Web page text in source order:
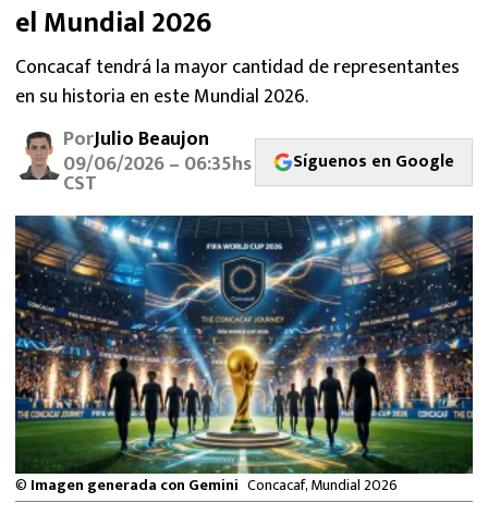
PUMAS
ATLANTE
FUTBOL INTERNACIONAL
MEXICANOS EN EL EXTRANJERO
FUTBOL ESTUFA
FÓRMULA 1
BOXEO
LIGA MX
NFL
el Mundial 2026
Concacaf tendrá la mayor cantidad de representantes
en su historia en este Mundial 2026.
PorJulio Beaujon
09/06/2026 – 06:35hs
CST
Síguenos en Google
© Imagen generada con Gemini Concacaf, Mundial 2026